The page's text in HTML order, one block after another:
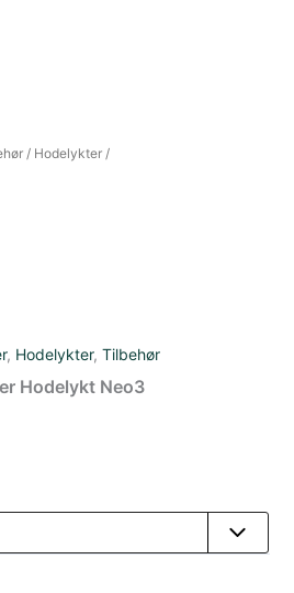
/ Hodelykter /
, Hodelykter,Tilbehør
Hodelykt Neo3